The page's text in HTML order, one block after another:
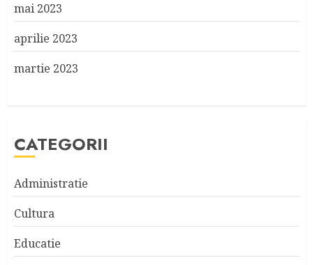
mai 2023
aprilie 2023
martie 2023
CATEGORII
Administratie
Cultura
Educatie